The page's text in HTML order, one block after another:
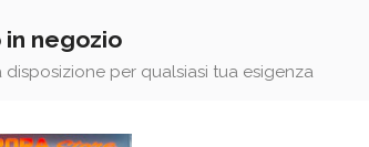
negozio
disposizione per qualsiasi tua esigenza